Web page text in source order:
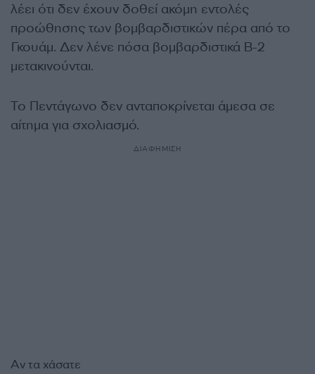
λέει ότι δεν έχουν δοθεί ακόμη εντολές
προώθησης των βομβαρδιστικών πέρα από το
Γκουάμ. Δεν λένε πόσα βομβαρδιστικά B-2
μετακινούνται.
Το Πεντάγωνο δεν ανταποκρίνεται άμεσα σε
αίτημα για σχολιασμό.
ΔΙΑΦΗΜΙΣΗ
Αν τα χάσατε